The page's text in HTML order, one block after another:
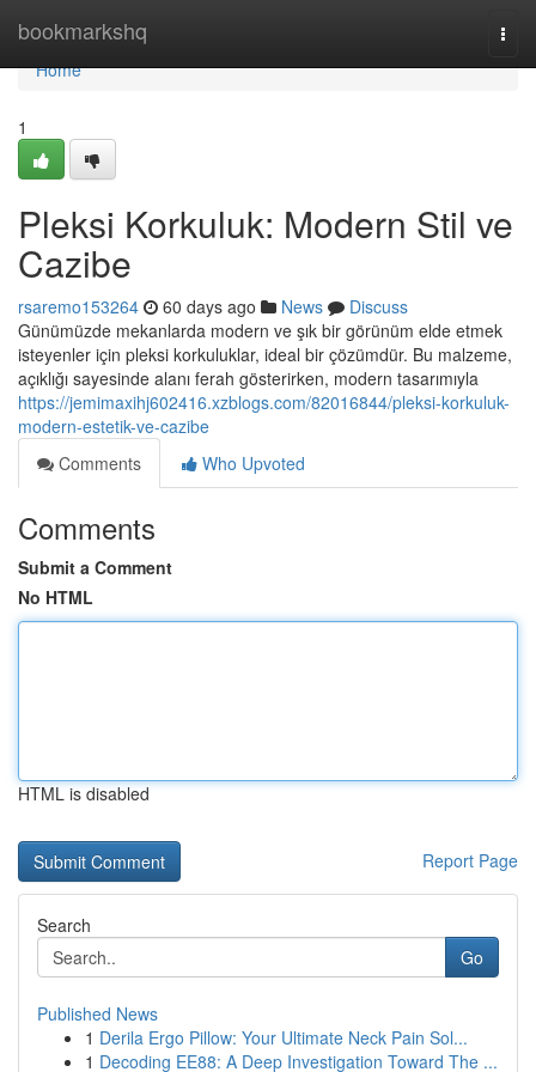
bookmarkshq
Home
Home
1
Pleksi Korkuluk: Modern Stil ve
Cazibe
rsaremo153264 60 days ago News
Discuss
Günümüzde mekanlarda modern ve şık bir görünüm elde etmek
isteyenler için pleksi korkuluklar, ideal bir çözümdür. Bu malzeme,
açıklığı sayesinde alanı ferah gösterirken, modern tasarımıyla
https://jemimaxihj602416.xzblogs.com/82016844/pleksi-korkuluk-
modern-estetik-ve-cazibe
Comments
Who Upvoted
Comments
Submit a Comment
No HTML
HTML is disabled
Report Page
Search
Go
Published News
1 Derila Ergo Pillow: Your Ultimate Neck Pain Sol...
1 Decoding EE88: A Deep Investigation Toward The ...